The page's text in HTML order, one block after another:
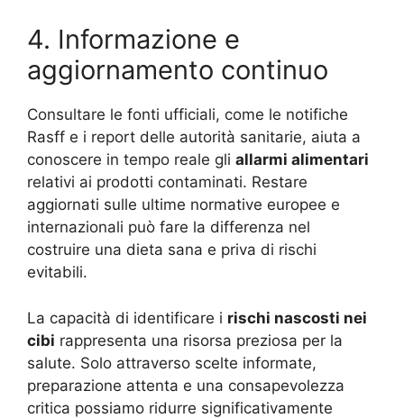
4. Informazione e
aggiornamento continuo
Consultare le fonti ufficiali, come le notifiche
Rasff e i report delle autorità sanitarie, aiuta a
conoscere in tempo reale gli allarmi alimentari
relativi ai prodotti contaminati. Restare
aggiornati sulle ultime normative europee e
internazionali può fare la differenza nel
costruire una dieta sana e priva di rischi
evitabili.
La capacità di identificare i rischi nascosti nei
cibi rappresenta una risorsa preziosa per la
salute. Solo attraverso scelte informate,
preparazione attenta e una consapevolezza
critica possiamo ridurre significativamente